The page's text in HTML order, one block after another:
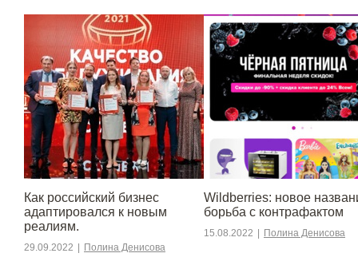
​​Как российский бизнес
адаптировался к новым
реалиям.
29.09.2022 | Полина Денисова
Wildberries: новое
борьба с контрафактом
15.08.2022 | Полина Денисова